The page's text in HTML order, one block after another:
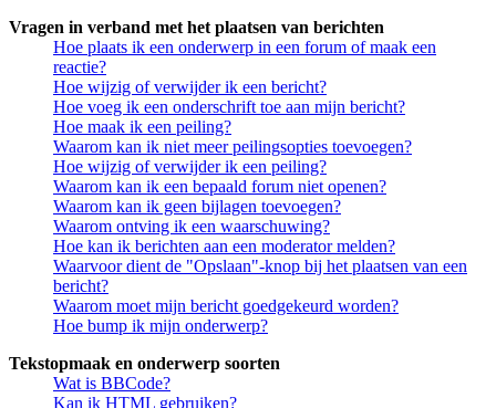
Vragen in verband met het plaatsen van berichten
Hoe plaats ik een onderwerp in een forum of maak een
reactie?
Hoe wijzig of verwijder ik een bericht?
Hoe voeg ik een onderschrift toe aan mijn bericht?
Hoe maak ik een peiling?
Waarom kan ik niet meer peilingsopties toevoegen?
Hoe wijzig of verwijder ik een peiling?
Waarom kan ik een bepaald forum niet openen?
Waarom kan ik geen bijlagen toevoegen?
Waarom ontving ik een waarschuwing?
Hoe kan ik berichten aan een moderator melden?
Waarvoor dient de "Opslaan"-knop bij het plaatsen van een
bericht?
Waarom moet mijn bericht goedgekeurd worden?
Hoe bump ik mijn onderwerp?
Tekstopmaak en onderwerp soorten
Wat is BBCode?
Kan ik HTML gebruiken?